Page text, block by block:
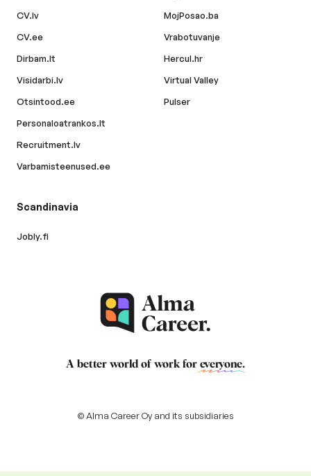
CV.lv
CV.ee
Dirbam.lt
Visidarbi.lv
Otsintood.ee
Personaloatrankos.lt
Recruitment.lv
Varbamisteenused.ee
MojPosao.ba
Vrabotuvanje
Hercul.hr
Virtual Valley
Pulser
Scandinavia
Jobly.fi
A better world of work for everyone.
© Alma Career Oy and its subsidiaries